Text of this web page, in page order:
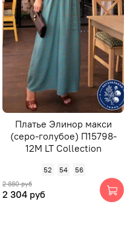
Платье Элинор макси
(серо-голубое) П15798-
12М LT Collection
52 54 56
2 880 руб
2 304 руб